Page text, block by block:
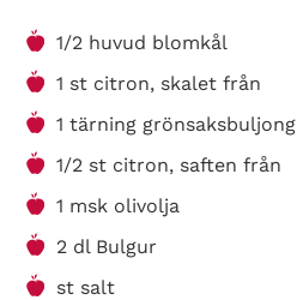
1/2 huvud blomkål
1 st citron, skalet från
1 tärning grönsaksbuljong
1/2 st citron, saften från
1 msk olivolja
2 dl Bulgur
st salt